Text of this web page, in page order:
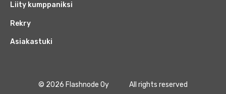
Liity kumppaniksi
Rekry
Asiakastuki
© 2026 Flashnode Oy All rights reserved